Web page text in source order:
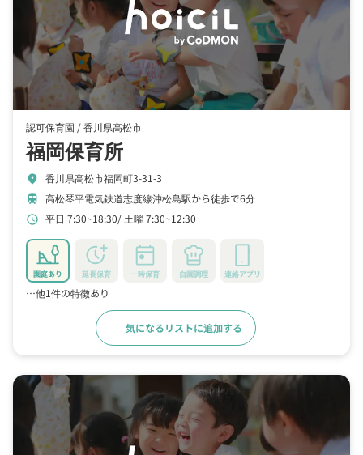
認可保育園 /香川県高松市
福岡保育所
location_on 香川県高松市福岡町3-31-3
train 高松琴平電気鉄道志度線沖松島駅から徒歩で6分
schedule 平日 7:30~18:30 土曜 7:30~12:30
園庭あり 延長保育 一時保育 自園調理 連絡アプリ
…他1件の特徴あり
気になるリストに追加する